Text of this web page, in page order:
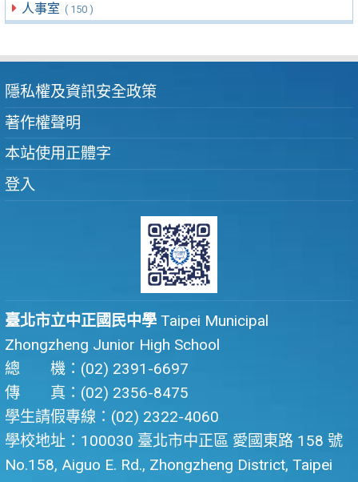
人事室 ( 150 )
隱私權及資訊安全政策
著作權聲明
本站使用正體字
登入
臺北市立中正國民中學 Taipei Municipal
Zhongzheng Junior High School
總 機：(02) 2391-6697
傳 真：(02) 2356-8475
學生請假專線：(02) 2322-4060
學校地址：100030 臺北市中正區 愛國東路 158 號
No.158, Aiguo E. Rd., Zhongzheng District, Taipei